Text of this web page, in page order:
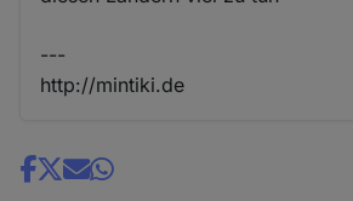
---
http://mintiki.de
Share